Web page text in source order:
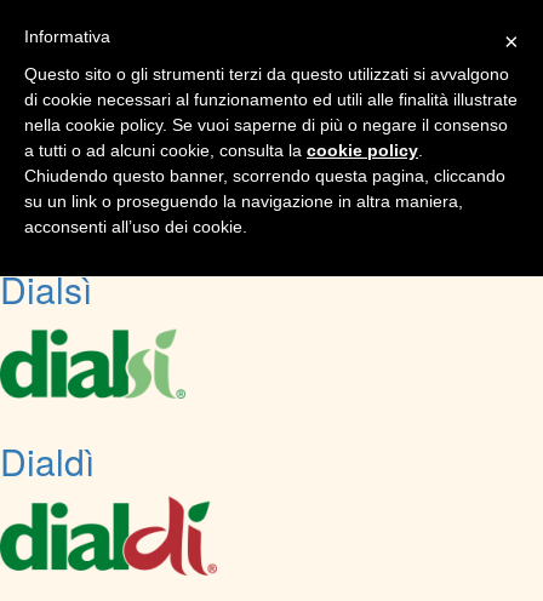
Dialbrodo
Dialsì
Dialdì
×
Informativa
Questo sito o gli strumenti terzi da questo utilizzati si avvalgono
di cookie necessari al funzionamento ed utili alle finalità illustrate
nella cookie policy. Se vuoi saperne di più o negare il consenso
a tutti o ad alcuni cookie, consulta la cookie policy
Chiudendo questo banner, scorrendo questa pagina, cliccando
su un link o proseguendo la navigazione in altra maniera,
acconsenti all’uso dei cookie.